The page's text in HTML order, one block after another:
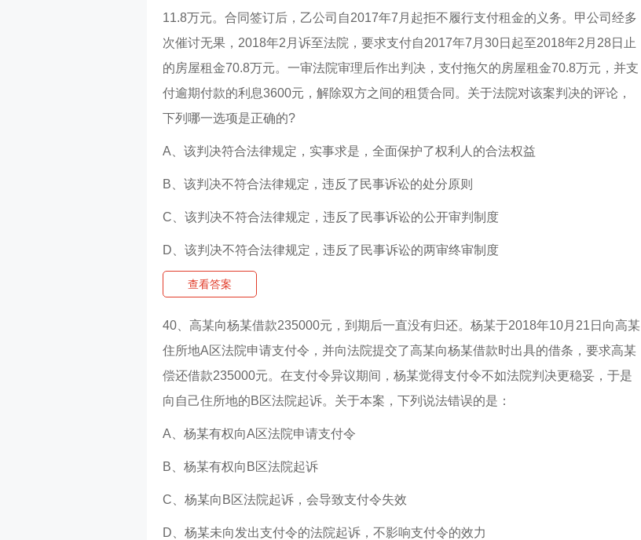
11.8万元。合同签订后，乙公司自2017年7月起拒不履行支付租金的义务。甲公司经多
次催讨无果，2018年2月诉至法院，要求支付自2017年7月30日起至2018年2月28日止
的房屋租金70.8万元。一审法院审理后作出判决，支付拖欠的房屋租金70.8万元，并支
付逾期付款的利息3600元，解除双方之间的租赁合同。关于法院对该案判决的评论，
下列哪一选项是正确的?
A、该判决符合法律规定，实事求是，全面保护了权利人的合法权益
B、该判决不符合法律规定，违反了民事诉讼的处分原则
C、该判决不符合法律规定，违反了民事诉讼的公开审判制度
D、该判决不符合法律规定，违反了民事诉讼的两审终审制度
查看答案
40、高某向杨某借款235000元，到期后一直没有归还。杨某于2018年10月21日向高某
住所地A区法院申请支付令，并向法院提交了高某向杨某借款时出具的借条，要求高某
偿还借款235000元。在支付令异议期间，杨某觉得支付令不如法院判决更稳妥，于是
向自己住所地的B区法院起诉。关于本案，下列说法错误的是：
A、杨某有权向A区法院申请支付令
B、杨某有权向B区法院起诉
C、杨某向B区法院起诉，会导致支付令失效
D、杨某未向发出支付令的法院起诉，不影响支付令的效力